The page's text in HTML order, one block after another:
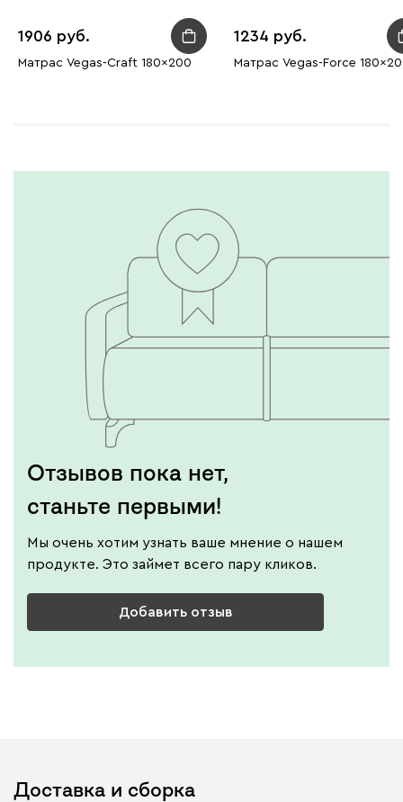
1906
Матрас Vegas-Craft 180x200
1234
Матрас Vegas-Force
Отзывов пока нет,
станьте первыми!
Мы очень хотим узнать ваше мнение о нашем
продукте. Это займет всего пару кликов.
Добавить отзыв
Доставка и сборка